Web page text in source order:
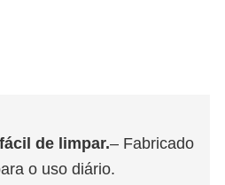
de limpar.– Fabricado
o uso diário.